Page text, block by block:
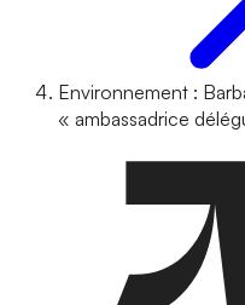
Environnement :
« ambassadrice